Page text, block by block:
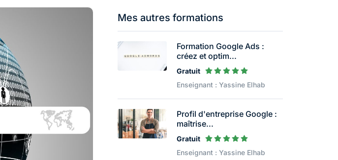
Mes autres formations
Formation Google Ads :
créez et optim...
Gratuit
Enseignant : Yassine Elhab
Profil d'entreprise Google :
maîtrise...
Gratuit
Enseignant : Yassine Elhab